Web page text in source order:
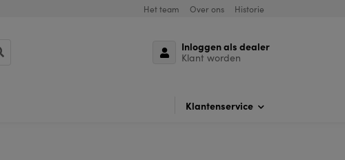
Het team Over ons Historie
Inloggen als dealer
Klant worden
Klantenservice